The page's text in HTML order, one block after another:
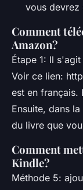
vous devrez
Comment
Amazon?
Étape 1: Il
Voir ce lien:
est en français.
Ensuite, dans
du livre que
Comment
Kindle?
Méthode 5: